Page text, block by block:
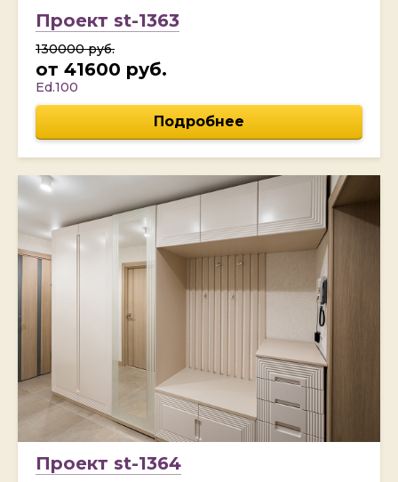
Проект st-1363
130000 руб.
от 41600 руб.
Ed.100
Подробнее
Проект st-1364